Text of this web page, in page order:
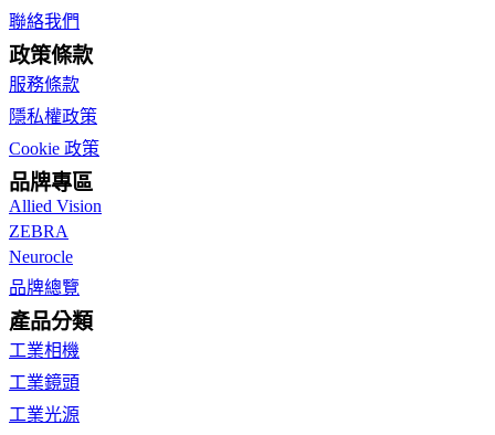
聯絡我們
政策條款
服務條款
隱私權政策
Cookie 政策
品牌專區
Allied Vision
ZEBRA
Neurocle
品牌總覽
產品分類
工業相機
工業鏡頭
工業光源